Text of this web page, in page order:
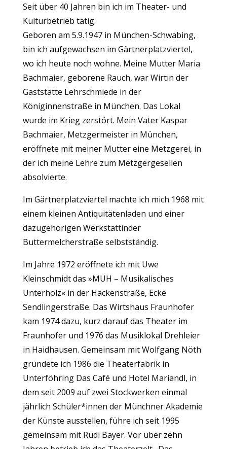
Seit über 40 Jahren bin ich im Theater- und
Kulturbetrieb tätig.
Geboren am 5.9.1947 in München-Schwabing,
bin ich aufgewachsen im Gärtnerplatzviertel,
wo ich heute noch wohne. Meine Mutter Maria
Bachmaier, geborene Rauch, war Wirtin der
Gaststätte Lehrschmiede in der
Königinnenstraße in München. Das Lokal
wurde im Krieg zerstört. Mein Vater Kaspar
Bachmaier, Metzgermeister in München,
eröffnete mit meiner Mutter eine Metzgerei, in
der ich meine Lehre zum Metzgergesellen
absolvierte.
Im Gärtnerplatzviertel machte ich mich 1968 mit
einem kleinen Antiquitätenladen und einer
dazugehörigen Werkstattinder
Buttermelcherstraße selbstständig.
Im Jahre 1972 eröffnete ich mit Uwe
Kleinschmidt das »MUH – Musikalisches
Unterholz« in der Hackenstraße, Ecke
Sendlingerstraße. Das Wirtshaus Fraunhofer
kam 1974 dazu, kurz darauf das Theater im
Fraunhofer und 1976 das Musiklokal Drehleier
in Haidhausen. Gemeinsam mit Wolfgang Nöth
gründete ich 1986 die Theaterfabrik in
Unterföhring Das Café und Hotel Mariandl, in
dem seit 2009 auf zwei Stockwerken einmal
jährlich Schüler*innen der Münchner Akademie
der Künste ausstellen, führe ich seit 1995
gemeinsam mit Rudi Bayer. Vor über zehn